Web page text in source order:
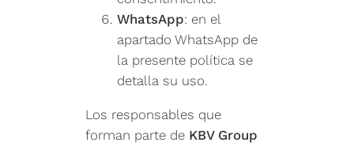
WhatsApp: en el
apartado WhatsApp de
la presente política se
detalla su uso.
Los responsables que
forman parte de KBV Group